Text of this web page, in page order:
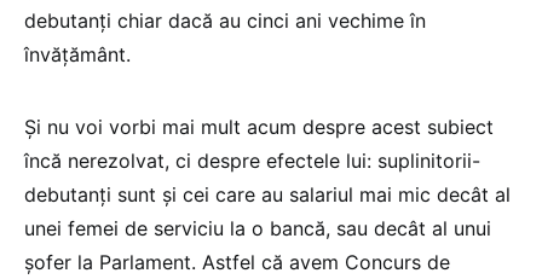
debutanți chiar dacă au cinci ani vechime în
învățământ.
Și nu voi vorbi mai mult acum despre acest subiect
încă nerezolvat, ci despre efectele lui: suplinitorii-
debutanți sunt și cei care au salariul mai mic decât al
unei femei de serviciu la o bancă, sau decât al unui
șofer la Parlament. Astfel că avem Concurs de